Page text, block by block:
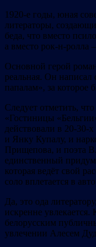
1920-е годы, юная
литераторы,
беда, что вместо
а вместо рок-н-ролла
Основной герой
реальная. Он написал
папалам», за которое
Следует отметить,
«Гостиницы
действовали в 20-30-
и Янку Купалу, и
Прищепова, и поэта
единственный
которая ведёт свой
соло вплетается в
Да, это ода
искренне
белорусским
увлечении Алесем